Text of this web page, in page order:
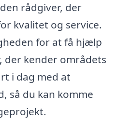
rådgiver, der
kvalitet og service.
for at få hjælp
der kender områdets
i dag med at
så du kan komme